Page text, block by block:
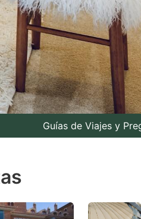
Guías de Viajes y